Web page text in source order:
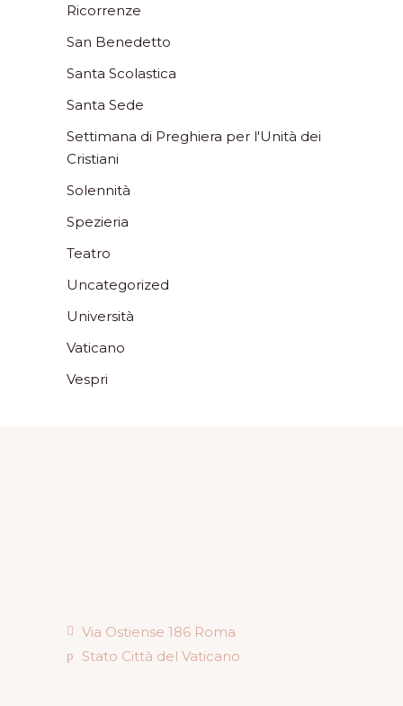
Ricorrenze
San Benedetto
Santa Scolastica
Santa Sede
Settimana di Preghiera per l'Unità dei
Cristiani
Solennità
Spezieria
Teatro
Uncategorized
Università
Vaticano
Vespri
Via Ostiense 186 Roma
Stato Città del Vaticano